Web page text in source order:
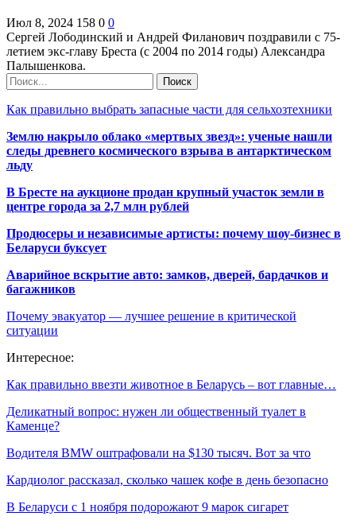
Июл 8, 2024 158 0 0
Сергей Лободинский и Андрей Филанович поздравили с 75-
летием экс-главу Бреста (с 2004 по 2014 годы) Александра
Палышенкова.
Как правильно выбрать запасные части для сельхозтехники
Землю накрыло облако «мертвых звезд»: ученые нашли
следы древнего космического взрыва в антарктическом
льду
В Бресте на аукционе продан крупный участок земли в
центре города за 2,7 млн рублей
Продюсеры и независимые артисты: почему шоу-бизнес в
Беларуси буксует
Аварийное вскрытие авто: замков, дверей, бардачков и
багажников
Почему эвакуатор — лучшее решение в критической
ситуации
Интересное:
Как правильно ввезти животное в Беларусь – вот главные…
Деликатный вопрос: нужен ли общественный туалет в
Каменце?
Водителя BMW оштрафовали на $130 тысяч. Вот за что
Кардиолог рассказал, сколько чашек кофе в день безопасно
В Беларуси с 1 ноября подорожают 9 марок сигарет